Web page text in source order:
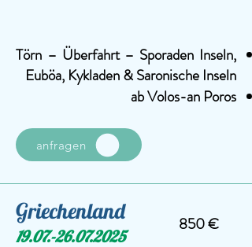
Törn – Überfahrt – Sporaden Inseln,
Euböa, Kykladen & Saronische Inseln
ab Volos-an Poros
anfragen
Griechenland
19.07.-26.07.2025
850 €